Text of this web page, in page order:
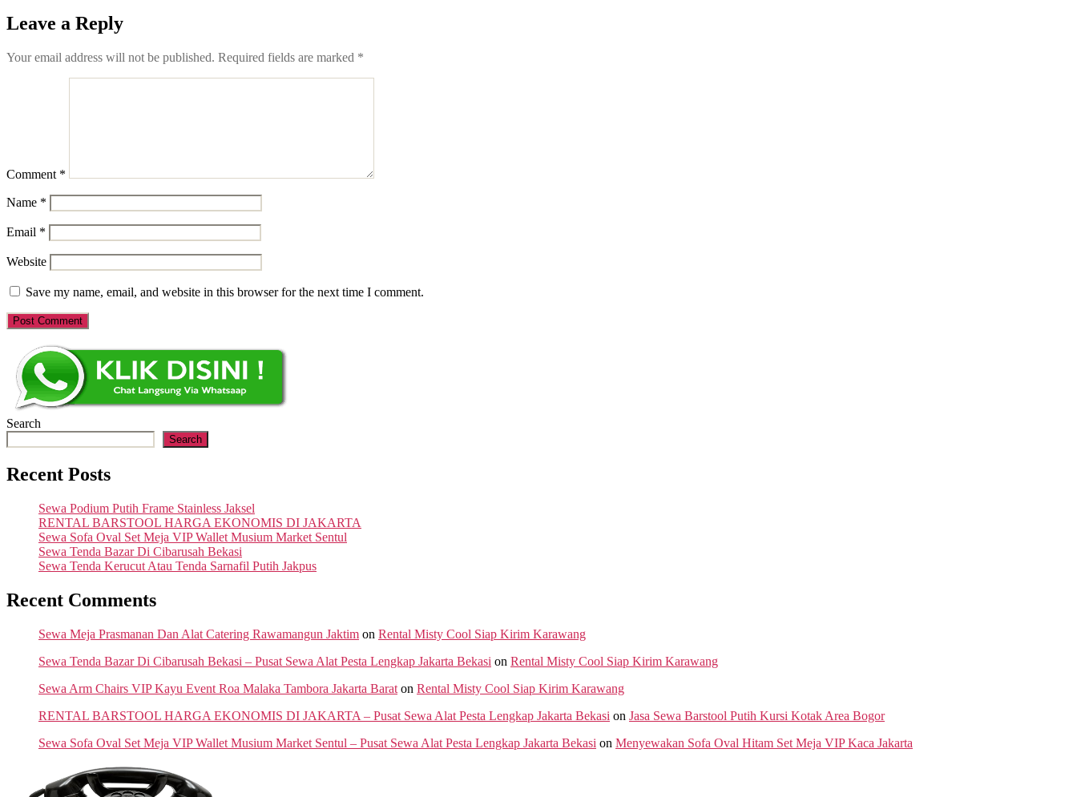
Leave a Reply
Your email address will not be published. Required fields are marked *
Comment *
Name *
Email *
Website
Save my name, email, and website in this browser for the next time I comment.
Search
Search
Recent Posts
Sewa Podium Putih Frame Stainless Jaksel
RENTAL BARSTOOL HARGA EKONOMIS DI JAKARTA
Sewa Sofa Oval Set Meja VIP Wallet Musium Market Sentul
Sewa Tenda Bazar Di Cibarusah Bekasi
Sewa Tenda Kerucut Atau Tenda Sarnafil Putih Jakpus
Recent Comments
Sewa Meja Prasmanan Dan Alat Catering Rawamangun Jaktim on Rental Misty Cool Siap Kirim Karawang
Sewa Tenda Bazar Di Cibarusah Bekasi – Pusat Sewa Alat Pesta Lengkap Jakarta Bekasi on Rental Misty Cool Siap Kirim Karawang
Sewa Arm Chairs VIP Kayu Event Roa Malaka Tambora Jakarta Barat on Rental Misty Cool Siap Kirim Karawang
RENTAL BARSTOOL HARGA EKONOMIS DI JAKARTA – Pusat Sewa Alat Pesta Lengkap Jakarta Bekasi on Jasa Sewa Barstool Putih Kursi Kotak Area Bogor
Sewa Sofa Oval Set Meja VIP Wallet Musium Market Sentul – Pusat Sewa Alat Pesta Lengkap Jakarta Bekasi on Menyewakan Sofa Oval Hitam Set Meja VIP Kaca Jakarta